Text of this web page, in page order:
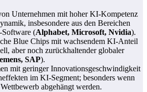
Unternehmen mit hoher KI-Kompetenz
insbesondere aus den Bereichen
(Alphabet, Microsoft, Nvidia).
Blue Chips mit wachsendem KI-Anteil
aber noch zurückhaltender globaler
SAP).
mit geringer Innovationsgeschwindigkeit
im KI-Segment; besonders wenn
abgehängt werden.